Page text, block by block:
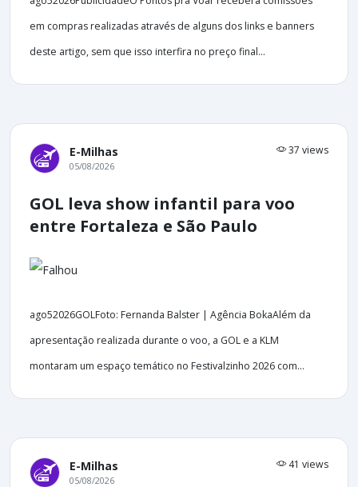
em compras realizadas através de alguns dos links e banners
deste artigo, sem que isso interfira no preço final...
E-Milhas 37 views
05/08/2026
GOL leva show infantil para voo
entre Fortaleza e São Paulo
ago52026GOLFoto: Fernanda Balster | Agência BokaAlém da
apresentação realizada durante o voo, a GOL e a KLM
montaram um espaço temático no Festivalzinho 2026 com...
E-Milhas 41 views
05/08/2026